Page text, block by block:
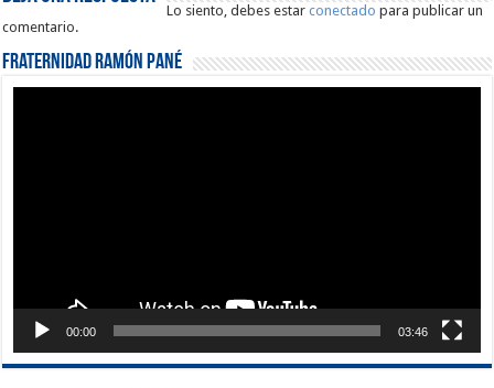
Lo siento, debes estarconectado para publicar un
comentario.
Fraternidad Ramón Pané
00:00 03:46